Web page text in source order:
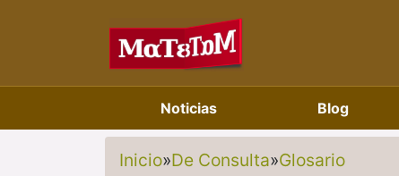
Noticias Blog
Inicio»De Consulta»Glosario